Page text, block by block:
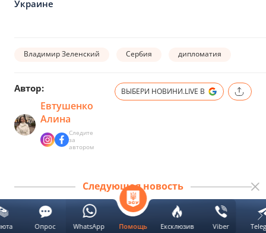
Украине
Владимир Зеленский Сербия дипломатия
Автор:
Евтушенко
Алина
Следите
за
автором
ВЫБЕРИ НОВИНИ.LIVE В
Следующая новость
Помощь Ексклюзив Viber
Опрос WhatsApp